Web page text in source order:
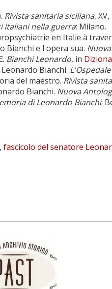
Rivista sanitaria siciliana,
italiani nella guerra: Milano.
en Italie à
Bianchi e l'opera sua.
Bianchi Leonardo, in
Bianchi.
del maestro. Rivista
Bianchi. Nuova
di Leonardo Bianchi:
fascicolo del senatore